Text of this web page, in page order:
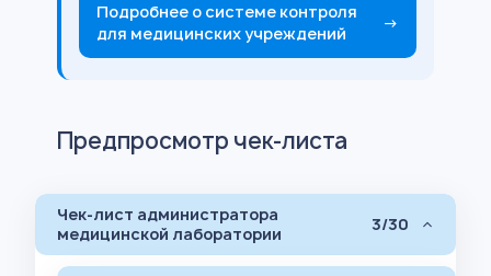
Подробнее о системе контроля
для медицинских учреждений
→
Предпросмотр чек-листа
Чек-лист администратора
медицинской лаборатории
3/30